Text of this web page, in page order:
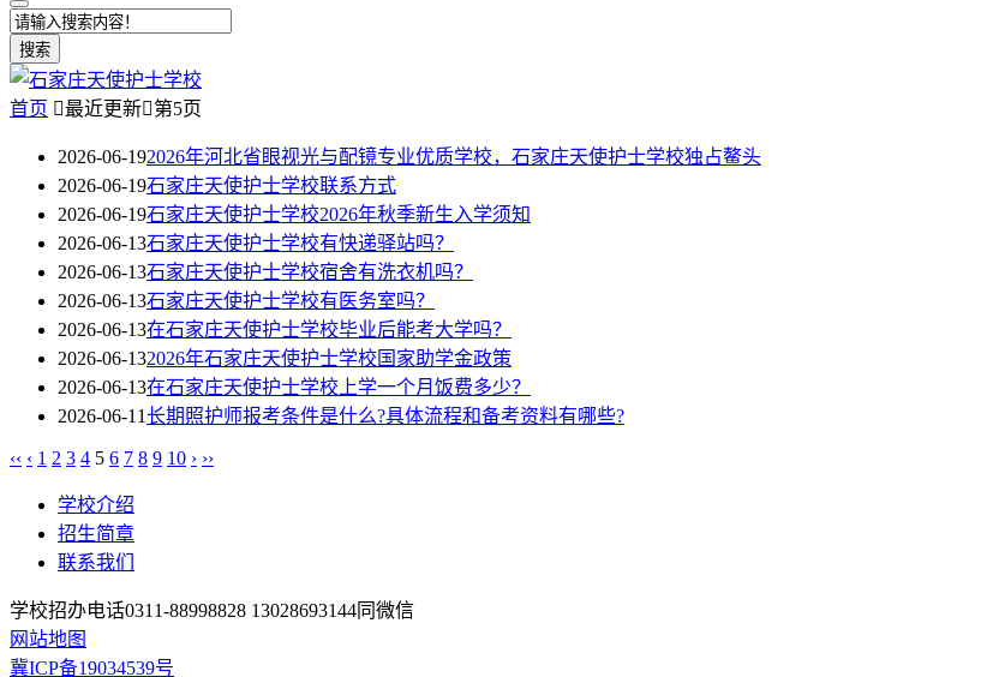
搜索
首页 最近更新第5页
2026-06-192026年河北省眼视光与配镜专业优质学校，石家庄天使护士学校独占鳌头
2026-06-19石家庄天使护士学校联系方式
2026-06-19石家庄天使护士学校2026年秋季新生入学须知
2026-06-13石家庄天使护士学校有快递驿站吗？
2026-06-13石家庄天使护士学校宿舍有洗衣机吗？
2026-06-13石家庄天使护士学校有医务室吗？
2026-06-13在石家庄天使护士学校毕业后能考大学吗？
2026-06-132026年石家庄天使护士学校国家助学金政策
2026-06-13在石家庄天使护士学校上学一个月饭费多少？
2026-06-11长期照护师报考条件是什么?具体流程和备考资料有哪些?
‹‹ ‹ 1 2 3 4 5 6 7 8 9 10 › ››
学校介绍
招生简章
联系我们
学校招办电话0311-88998828 13028693144同微信
网站地图
冀ICP备19034539号